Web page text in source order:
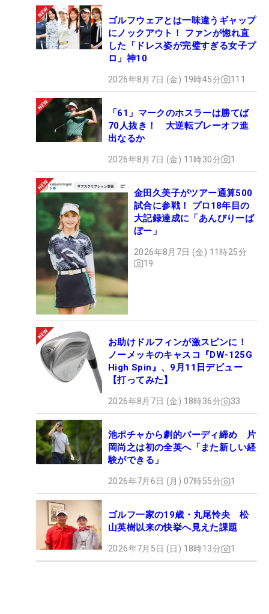
ゴルフウェアとは一味違うギャップ
にノックアウト！ ファンが惚れ直
した「ドレス姿が完璧すぎる女子プ
ロ」神10
2026年8月7日 (金) 19時45分 111
「61」マークのホスラーは勝てば
70人抜き！ 大逆転プレーオフ進
出なるか
2026年8月7日 (金) 11時30分 1
金田久美子がツアー通算500
試合に参戦！ プロ18年目の
大記録達成に「あんびりーば
ぼー」
2026年8月7日 (金) 11時25分
19
お助けドルフィンが激スピンに！
ノーメッキのキャスコ『DW-125G
High Spin』、9月11日デビュー
【打ってみた】
2026年8月7日 (金) 18時36分 33
池ポチャから劇的バーディ締め 片
岡尚之は初の全英へ「また新しい経
験ができる」
2026年7月6日 (月) 07時55分 1
ゴルフ一家の19歳・丸尾怜央 松
山英樹以来の快挙へ見えた課題
2026年7月5日 (日) 18時13分 1